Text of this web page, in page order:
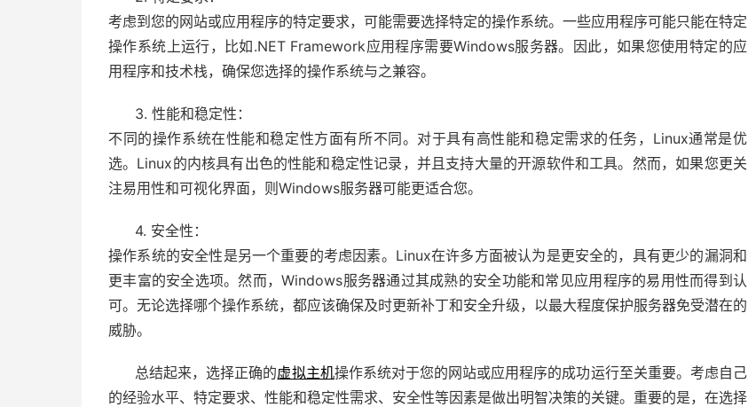
考虑到您的网站或应用程序的特定要求，可能需要选择特定的操作系统。一些应用程序可能只能在特定
操作系统上运行，比如.NET Framework应用程序需要Windows服务器。因此，如果您使用特定的应
用程序和技术栈，确保您选择的操作系统与之兼容。
3. 性能和稳定性：
不同的操作系统在性能和稳定性方面有所不同。对于具有高性能和稳定需求的任务，Linux通常是优
选。Linux的内核具有出色的性能和稳定性记录，并且支持大量的开源软件和工具。然而，如果您更关
注易用性和可视化界面，则Windows服务器可能更适合您。
4. 安全性：
操作系统的安全性是另一个重要的考虑因素。Linux在许多方面被认为是更安全的，具有更少的漏洞和
更丰富的安全选项。然而，Windows服务器通过其成熟的安全功能和常见应用程序的易用性而得到认
可。无论选择哪个操作系统，都应该确保及时更新补丁和安全升级，以最大程度保护服务器免受潜在的
威胁。
总结起来，选择正确的虚拟主机操作系统对于您的网站或应用程序的成功运行至关重要。考虑自己
的经验水平、特定要求、性能和稳定性需求、安全性等因素是做出明智决策的关键。重要的是，在选择